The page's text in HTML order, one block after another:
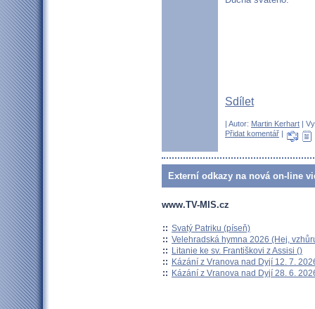
Sdílet
| Autor: Martin Kerhart |
Přidat komentář |
Externí odkazy na nová on-line
www.TV-MIS.cz
:: Svatý Patriku (píseň)
:: Velehradská hymna 2026 (Hej,
:: Litanie ke sv. Františkovi z Assisi ()
:: Kázání z Vranova nad Dyjí 12. 7.
:: Kázání z Vranova nad Dyjí 28. 6.